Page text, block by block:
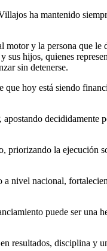
ha mantenido
y la persona que
sus hijos, quienes
sin detenerse.
hoy está siendo
decididamente
la ejecución
nivel nacional,
puede ser una
resultados, disciplina y